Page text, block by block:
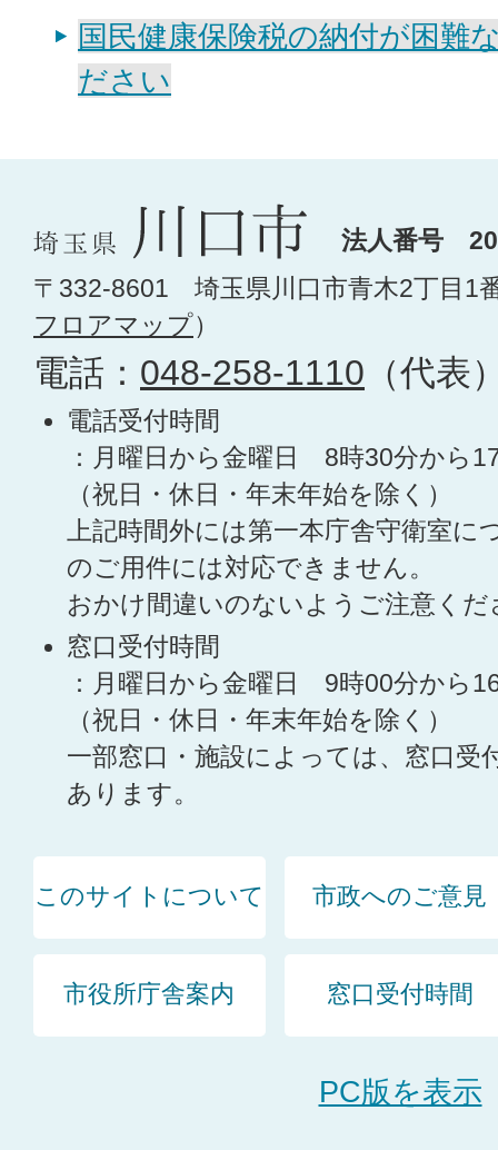
国民健康保険税の納付が困難
ださい
法人番号
〒332-8601 埼玉県川口市青木2丁目1
フロアマップ）
電話： 048-258-1110 （代表
電話受付時間
：月曜日から金曜日 8時30分から
（祝日・休日・年末年始を除く）
上記時間外には第一本庁舎守衛室に
のご用件には対応できません。
おかけ間違いのないようご注意くだ
窓口受付時間
：月曜日から金曜日 9時00分から
（祝日・休日・年末年始を除く）
一部窓口・施設によっては、窓口受
あります。
このサイトについて 市政へのご意見
市役所庁舎案内 窓口受付時間
PC版を表示